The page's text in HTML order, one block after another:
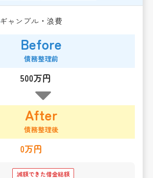
ギャンブル・浪費
Before
債務整理前
500万円
After
債務整理後
0万円
減額できた借金総額